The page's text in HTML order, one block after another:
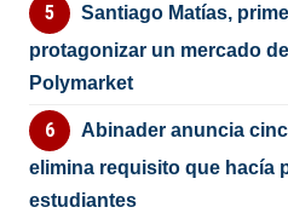
Santiago Matías,
protagonizar un mercado
Polymarket
Abinader anuncia
elimina requisito que hacía
estudiantes